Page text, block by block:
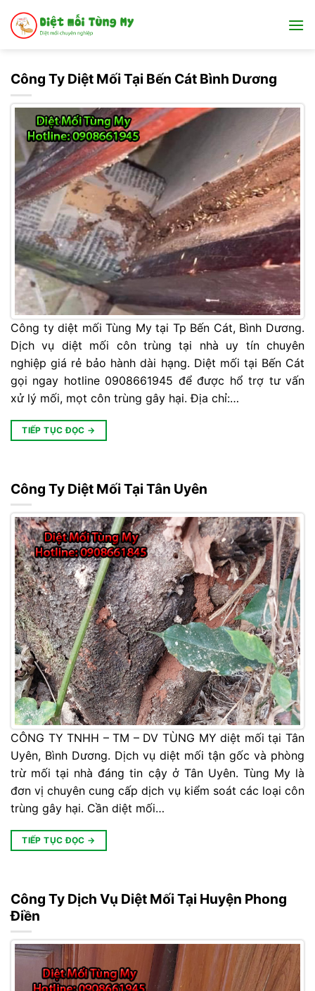
qua
Công Ty Diệt Mối Tại Bến Cát Bình Dương
Công ty diệt mối Tùng My tại Tp Bến Cát, Bình Dương.
Dịch vụ diệt mối côn trùng tại nhà uy tín chuyên
nghiệp giá rẻ bảo hành dài hạng. Diệt mối tại Bến Cát
gọi ngay hotline 0908661945 để được hổ trợ tư vấn
xử lý mối, mọt côn trùng gây hại. Địa chỉ:…
TIẾP TỤC ĐỌC →
Công Ty Diệt Mối Tại Tân Uyên
CÔNG TY TNHH – TM – DV TÙNG MY diệt mối tại Tân
Uyên, Bình Dương. Dịch vụ diệt mối tận gốc và phòng
trừ mối tại nhà đáng tin cậy ở Tân Uyên. Tùng My là
đơn vị chuyên cung cấp dịch vụ kiểm soát các loại côn
trùng gây hại. Cần diệt mối…
TIẾP TỤC ĐỌC →
Công Ty Dịch Vụ Diệt Mối Tại Huyện Phong
Điền